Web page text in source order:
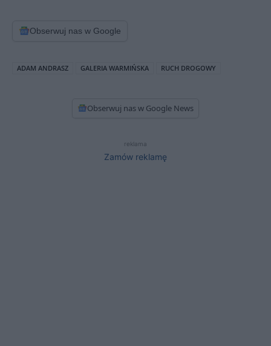
Obserwuj nas w Google
ADAM ANDRASZ GALERIA WARMIŃSKA RUCH DROGOWY
Obserwuj nas w Google News
reklama
Zamów reklamę